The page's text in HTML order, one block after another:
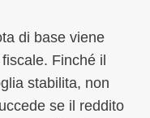
di base viene
Finché il
stabilita, non
se il reddito